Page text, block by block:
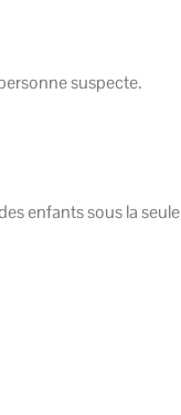
suspecte.
enfants sous la seule